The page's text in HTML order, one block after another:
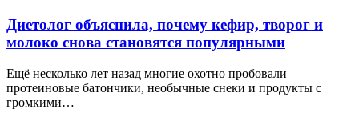
Диетолог объяснила, почему кефир, творог и
молоко снова становятся популярными
Ещё несколько лет назад многие охотно пробовали
протеиновые батончики, необычные снеки и продукты с
громкими…